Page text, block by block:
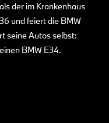
der im Krankenhaus
und feiert die BMW
seine Autos selbst:
BMW E34.